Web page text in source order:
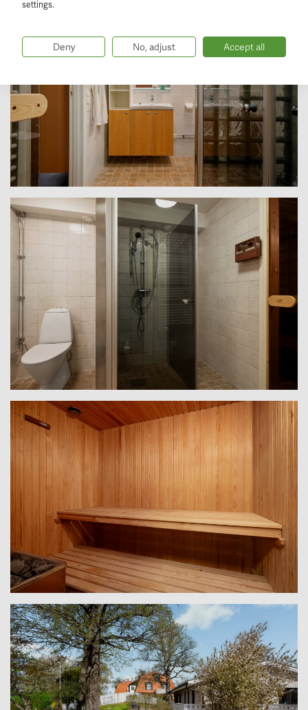
settings.
Deny No, adjust Accept all